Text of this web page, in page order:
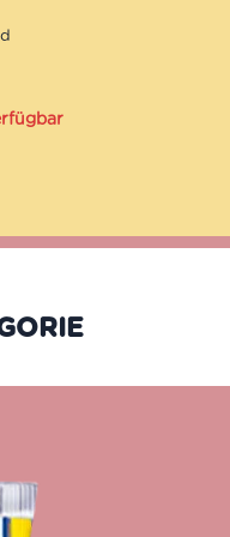
einer Familie in
und exquisite
Heutzutage produziert La
werden zäher und